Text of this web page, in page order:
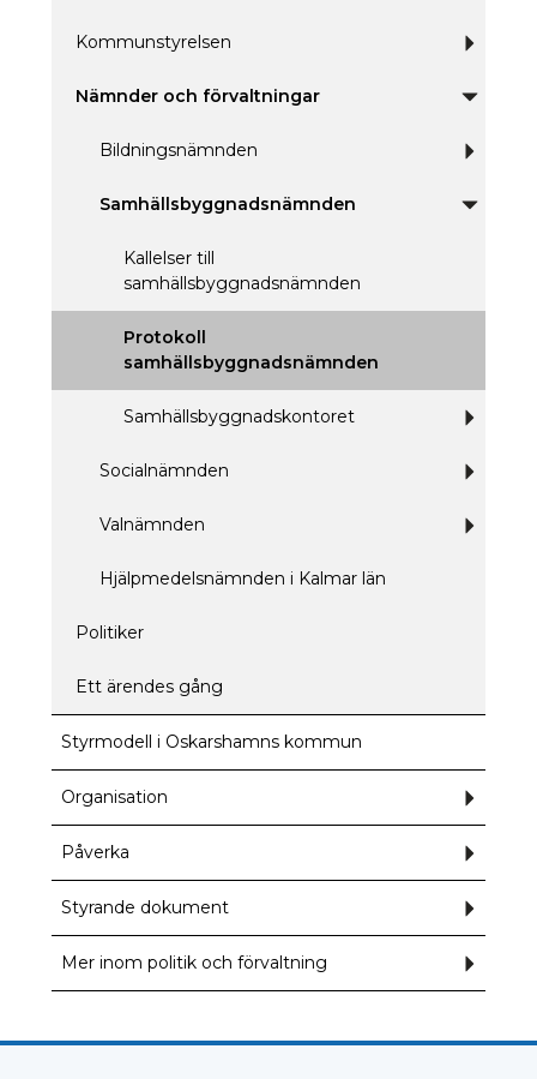
Kommunstyrelsen
Nämnder och förvaltningar
Nämnder
och
Bildningsnämnden
Samhällsbyggnadsnämnden
Kallelser till
samhällsbyggnadsnämnden
Protokoll
samhällsbyggnadsnämnden
Samhällsbyggnadskontoret
Socialnämnden
Valnämnden
Hjälpmedelsnämnden i Kalmar län
Politiker
Ett ärendes gång
Styrmodell i Oskarshamns kommun
Organisation
Påverka
Påverka
Styrande dokument
Styrande
Mer inom politik och förvaltning
Mer
och